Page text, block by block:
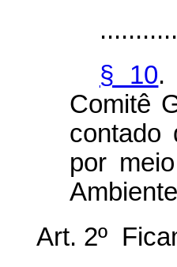
§ 10.
Comitê
contado
por
Art. 2º